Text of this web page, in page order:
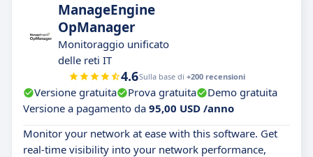
ManageEngine
OpManager
Monitoraggio unificato
delle reti IT
4.6Sulla base di +200 recensioni
Versione gratuita Prova gratuita
Demo gratuita
Versione a pagamento da 95,00 USD /anno
Monitor your network at ease with this software. Get
real-time visibility into your network performance,